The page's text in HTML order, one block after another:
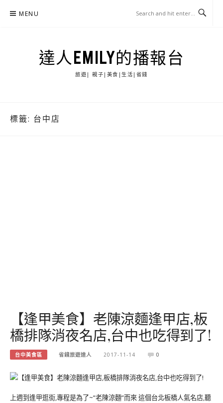
MENU
達人EMILY的播報台
旅遊| 親子|美食|生活|省錢
標籤: 台中店
【逢甲美食】老陳涼麵逢甲店,板
橋排隊消夜名店,台中也吃得到了!
台中美食區 省錢旅遊達人 2017-11-14 0
上週到逢甲逛街,專程是為了~”老陳涼麵”而來 這個台北板橋人氣名店,聽